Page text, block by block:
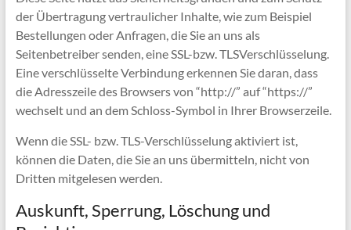
der Übertragung vertraulicher Inhalte, wie zum Beispiel
Bestellungen oder Anfragen, die Sie an uns als
Seitenbetreiber senden, eine SSL-bzw. TLSVerschlüsselung.
Eine verschlüsselte Verbindung erkennen Sie daran, dass
die Adresszeile des Browsers von “http://” auf “https://”
wechselt und an dem Schloss-Symbol in Ihrer Browserzeile.
Wenn die SSL- bzw. TLS-Verschlüsselung aktiviert ist,
können die Daten, die Sie an uns übermitteln, nicht von
Dritten mitgelesen werden.
Auskunft, Sperrung, Löschung und